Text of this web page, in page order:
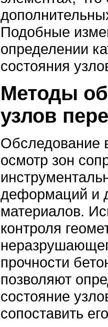
Подобные
определении
состояния
Методы
узлов
Обследование
осмотр зон
деформаций и
материалов.
контроля
прочности
позволяют
состояние
сопоставить